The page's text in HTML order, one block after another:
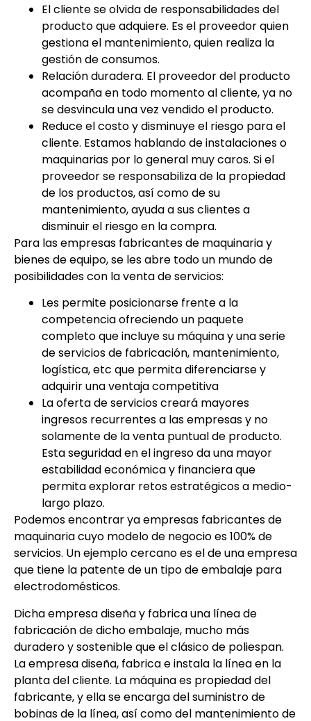
El cliente se olvida de responsabilidades del
producto que adquiere. Es el proveedor quien
gestiona el mantenimiento, quien realiza la
gestión de consumos.
Relación duradera. El proveedor del producto
acompaña en todo momento al cliente, ya no
se desvincula una vez vendido el producto.
Reduce el costo y disminuye el riesgo para el
cliente. Estamos hablando de instalaciones o
maquinarias por lo general muy caros. Si el
proveedor se responsabiliza de la propiedad
de los productos, así como de su
mantenimiento, ayuda a sus clientes a
disminuir el riesgo en la compra.
Para las empresas fabricantes de maquinaria y
bienes de equipo, se les abre todo un mundo de
posibilidades con la venta de servicios:
Les permite posicionarse frente a la
competencia ofreciendo un paquete
completo que incluye su máquina y una serie
de servicios de fabricación, mantenimiento,
logística, etc que permita diferenciarse y
adquirir una ventaja competitiva
La oferta de servicios creará mayores
ingresos recurrentes a las empresas y no
solamente de la venta puntual de producto.
Esta seguridad en el ingreso da una mayor
estabilidad económica y financiera que
permita explorar retos estratégicos a medio-
largo plazo.
Podemos encontrar ya empresas fabricantes de
maquinaria cuyo modelo de negocio es 100% de
servicios. Un ejemplo cercano es el de una empresa
que tiene la patente de un tipo de embalaje para
electrodomésticos.
Dicha empresa diseña y fabrica una línea de
fabricación de dicho embalaje, mucho más
duradero y sostenible que el clásico de poliespan.
La empresa diseña, fabrica e instala la línea en la
planta del cliente. La máquina es propiedad del
fabricante, y ella se encarga del suministro de
bobinas de la línea, así como del mantenimiento de